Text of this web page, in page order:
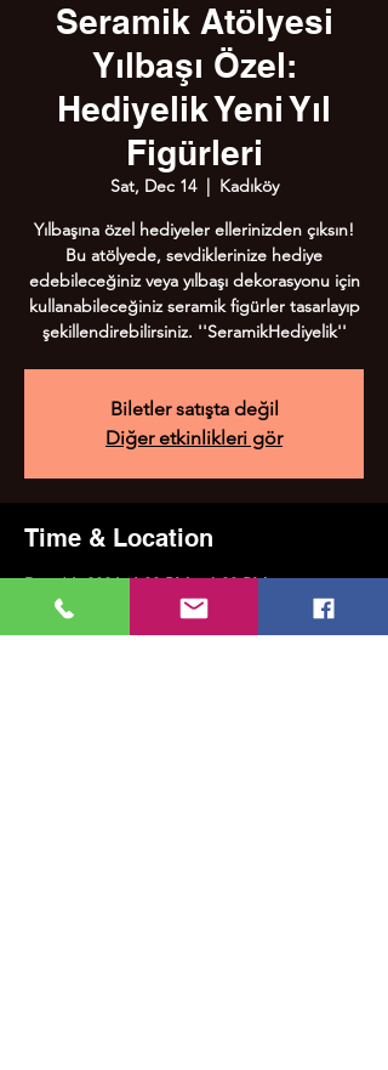
Seramik Atölyesi
Yılbaşı Özel:
Hediyelik Yeni Yıl
Figürleri
Sat, Dec 14
  |
Kadıköy
Yılbaşına özel hediyeler ellerinizden çıksın!
Bu atölyede, sevdiklerinize hediye
edebileceğiniz veya yılbaşı dekorasyonu için
kullanabileceğiniz seramik figürler tasarlayıp
şekillendirebilirsiniz. ''SeramikHediyelik''
Biletler satışta değil
Diğer etkinlikleri gör
Time & Location
Dec 14, 2024, 4:00 PM – 6:00 PM
Kadıköy, Erenköy, Kazım Karabekirpaşa Sok.
No:8, 34738 Kadıköy/İstanbul, Türkiye